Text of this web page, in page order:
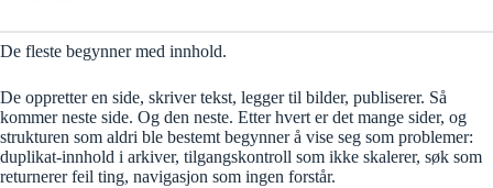
De fleste begynner med innhold.
De oppretter en side, skriver tekst, legger til bilder, publiserer. Så
kommer neste side. Og den neste. Etter hvert er det mange sider, og
strukturen som aldri ble bestemt begynner å vise seg som problemer:
duplikat-innhold i arkiver, tilgangskontroll som ikke skalerer, søk som
returnerer feil ting, navigasjon som ingen forstår.